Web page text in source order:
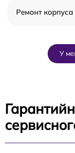
Ремонт
У